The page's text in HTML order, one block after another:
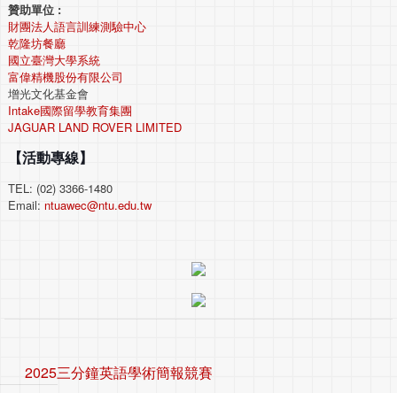
贊助單位 :
財團法人語言訓練測驗中心
乾隆坊餐廳
國立臺灣大學系統
富偉精機股份有限公司
增光文化基金會
Intake國際留學教育集團
JAGUAR LAND ROVER LIMITED
【活動專線】
TEL: (02) 3366-1480
Email: ntuawec@ntu.edu.tw
2025三分鐘英語學術簡報競賽